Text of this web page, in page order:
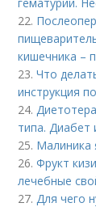
22.
кишечника –
23.Что
инструкция
24.
типа. Диабет
25. Малиника
26.Фрукт
лечебные
27.Для чего